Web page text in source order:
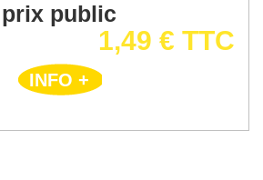
prix public
1,49 € TTC
INFO +